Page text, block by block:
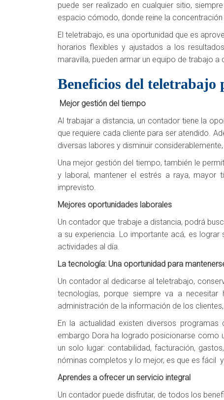
puede ser realizado en cualquier sitio,
espacio cómodo, donde reine la concentración
El teletrabajo, es una oportunidad que es
horarios flexibles y ajustados a los
maravilla, pueden armar un equipo de trabajo
Beneficios del teletrabajo
Mejor gestión del tiempo
Al trabajar a distancia, un contador tiene la
que requiere cada cliente para ser atendido.
diversas labores y disminuir
Una mejor gestión del tiempo, también le
y laboral, mantener el estrés a raya, mayor
imprevisto.
Mejores oportunidades laborales
Un contador que trabaje a distancia, podrá
a su experiencia. Lo importante acá, es
actividades al día.
La tecnología: Una oportunidad para
Un contador al dedicarse al teletrabajo,
tecnologías, porque siempre va a
administración de la información de los
En la actualidad existen diversos
embargo Dora ha logrado posicionarse como
un solo lugar: contabilidad, facturación,
nóminas completos y lo mejor, es que es fácil
Aprendes a ofrecer un servicio integral
Un contador puede disfrutar, de todos los